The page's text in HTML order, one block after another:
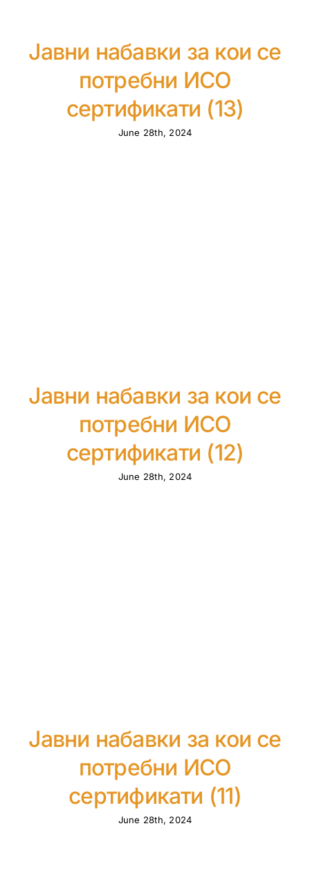
Јавни набавки за кои се
потребни ИСО
сертификати (13)
June 28th, 2024
Јавни набавки за кои се
потребни ИСО
сертификати (12)
June 28th, 2024
Јавни набавки за кои се
потребни ИСО
сертификати (11)
June 28th, 2024